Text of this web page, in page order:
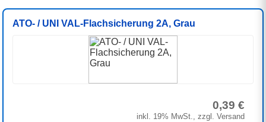
ATO- / UNI VAL-Flachsicherung 2A, Grau
0,39 €
inkl. 19% MwSt., zzgl. Versand